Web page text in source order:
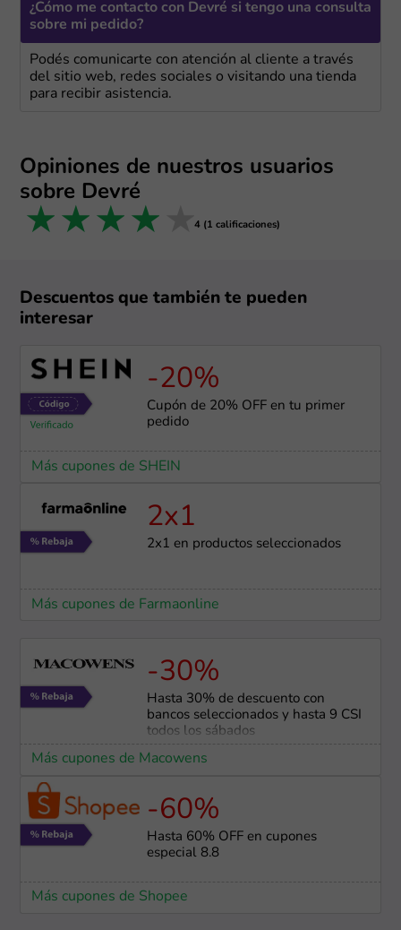
¿Cómo me contacto con Devré si tengo una consulta
sobre mi pedido?
Podés comunicarte con atención al cliente a través
del sitio web, redes sociales o visitando una tienda
para recibir asistencia.
Opiniones de nuestros usuarios
sobre Devré
5 stars
4 stars
3 stars
2 stars
1 star 4 (1 calificaciones)
Descuentos que también te pueden
interesar
-20%
Cupón de 20% OFF en tu primer
pedido
Más cupones de SHEIN
2x1
2x1 en productos seleccionados
Más cupones de Farmaonline
-30%
Hasta 30% de descuento con
bancos seleccionados y hasta 9 CSI
todos los sábados
Más cupones de Macowens
-60%
Hasta 60% OFF en cupones
especial 8.8
Más cupones de Shopee